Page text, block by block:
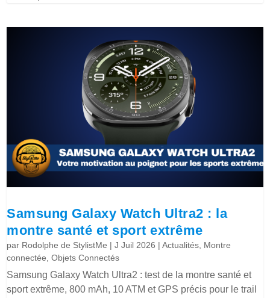
Samsung Galaxy Watch Ultra2 : la
montre santé et sport extrême
par Rodolphe de StylistMe |J Juil 2026 |Actualités Montre
connectée ,Objets Connectés
Samsung Galaxy Watch Ultra2 : test de la montre santé et
sport extrême, 800 mAh, 10 ATM et GPS précis pour le trail